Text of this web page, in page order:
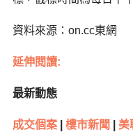
資料來源：on.cc東網
延伸閱讀:
最新動態
成交個案| 樓市新聞 美